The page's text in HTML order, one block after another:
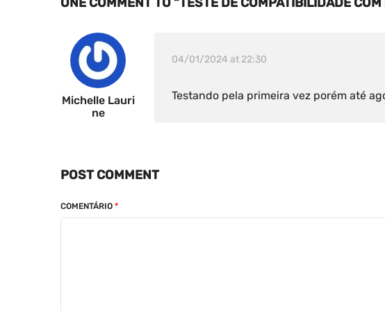
Michelle Lauri
Ne
04/01/2024 at 22:30
Testando pela primeira vez porém até
POST COMMENT
COMENTÁRIO *